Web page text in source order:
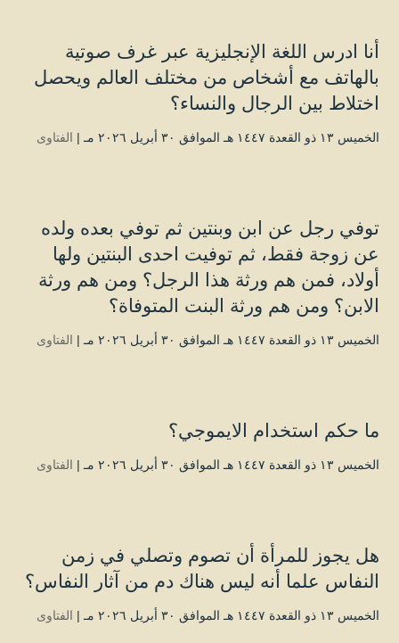
أنا ادرس اللغة الإنجليزية عبر غرف صوتية
بالهاتف مع أشخاص من مختلف العالم ويحصل
اختلاط بين الرجال والنساء؟
الخميس ۱۳ ذو القعدة ۱٤٤۷ هـ الموافق ۳۰ أبريل ۲۰۲٦ مـ | الفتاوى
توفي رجل عن ابن وبنتين ثم توفي بعده ولده
عن زوجة فقط، ثم توفيت احدى البنتين ولها
أولاد، فمن هم ورثة هذا الرجل؟ ومن هم ورثة
الابن؟ ومن هم ورثة البنت المتوفاة؟
الخميس ۱۳ ذو القعدة ۱٤٤۷ هـ الموافق ۳۰ أبريل ۲۰۲٦ مـ | الفتاوى
ما حكم استخدام الايموجي؟
الخميس ۱۳ ذو القعدة ۱٤٤۷ هـ الموافق ۳۰ أبريل ۲۰۲٦ مـ | الفتاوى
هل يجوز للمرأة أن تصوم وتصلي في زمن
النفاس علما أنه ليس هناك دم من آثار النفاس؟
الخميس ۱۳ ذو القعدة ۱٤٤۷ هـ الموافق ۳۰ أبريل ۲۰۲٦ مـ | الفتاوى